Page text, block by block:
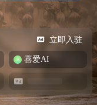
立即入驻
喜爱AI